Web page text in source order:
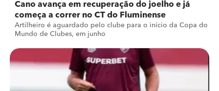
Cano avança em recuperação do joelho e já
começa a correr no CT do Fluminense
Artilheiro é aguardado pelo clube para o início da Copa do
Mundo de Clubes, em junho